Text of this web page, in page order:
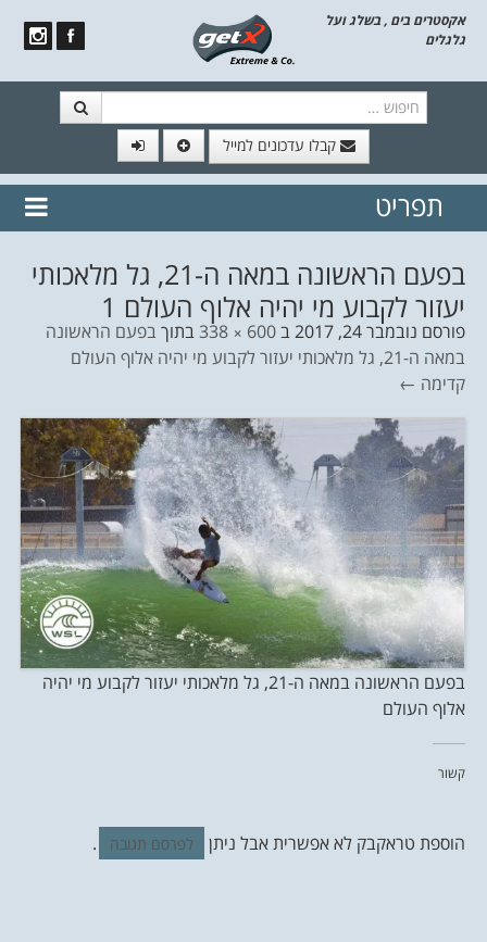
אקסטרים בים , בשלג ועל
גלגלים
קבלו עדכונים למייל
// הצטרף לרשימת תפוצה!
נשמח
תפריט
בפעם הראשונה במאה ה-21, גל מלאכותי
יעזור לקבוע מי יהיה אלוף העולם 1
פורסם נובמבר 24, 2017 ב600 × 338 בתוךבפעם הראשונה
במאה ה-21, גל מלאכותי יעזור לקבוע מי יהיה אלוף העולם
קדימה ←
בפעם הראשונה במאה ה-21, גל מלאכותי יעזור לקבוע מי יהיה
אלוף העולם
קשור
הוספת טראקבק לא אפשרית אבל ניתן לפרסם תגובה .